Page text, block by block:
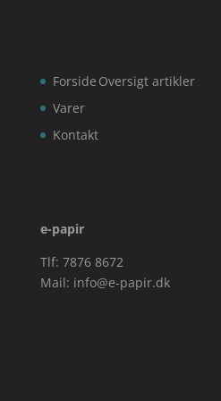
Forside
Varer
Kontakt
Oversigt artikler
e-papir
Tlf: 7876 8672
Mail: info@e-papir.dk